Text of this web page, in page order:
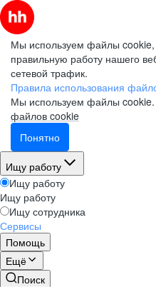
Мы используем файлы cookie,
правильную работу нашего
сетевой трафик.
Правила использования
Мы используем файлы cookie.
файлов cookie
Понятно
Ищу работу
Ищу работу
Ищу работу
Ищу сотрудника
Сервисы
Помощь
Ещё
Поиск